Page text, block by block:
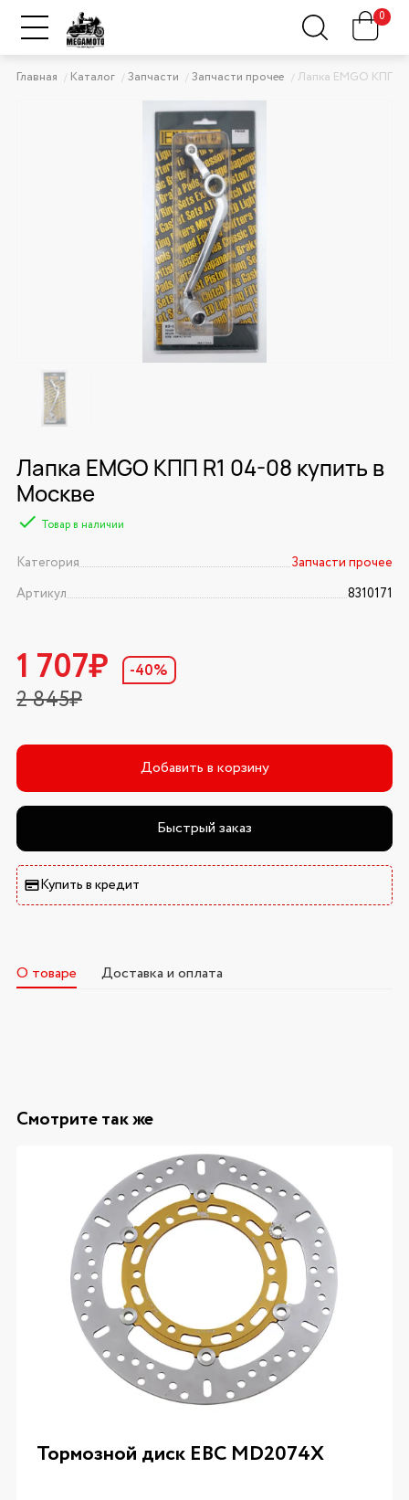
0
Главная Каталог Запчасти Запчасти прочее Лапка EMGO КПП
Лапка EMGO КПП R1 04-08 купить в
Москве
Товар в наличии
Категория
Запчасти прочее
Артикул
8310171
1 707₽
2 845₽
-40%
Добавить в корзину
Быстрый заказ
Купить в кредит
О товаре Доставка и оплата
Смотрите так же
Тормозной диск EBC MD2074X